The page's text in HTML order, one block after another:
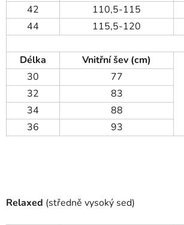
42
110,5-115
44
115,5-120
Délka
Vnitřní šev (cm)
30
77
32
83
34
88
36
93
Relaxed (středně vysoký sed)